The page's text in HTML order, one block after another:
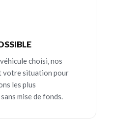
choisi, nos
votre situation pour
les plus
mise de fonds.